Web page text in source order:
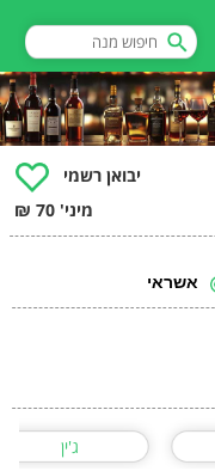
יבואן רשמי
מיני' 70 ₪
אשראי
ג'ין